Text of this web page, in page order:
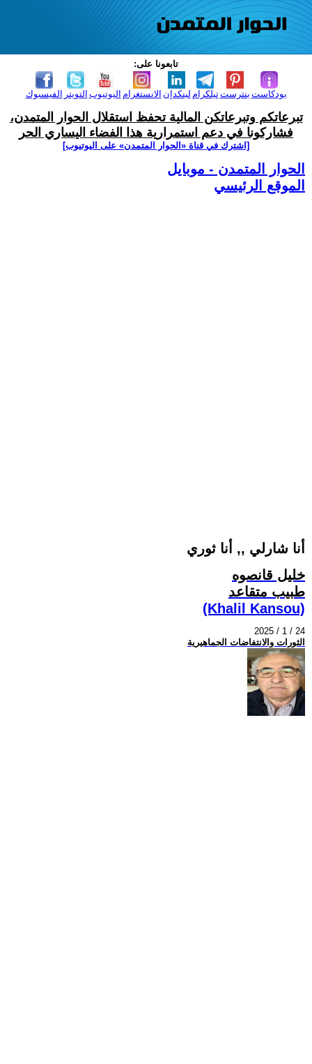
تابعونا على:
الفيسبوك التويتر اليوتيوب الانستغرام لينكدإن تيلكرامبنترست بودكاست
تبرعاتكم وتبرعاتكن المالية تحفظ استقلال الحوار المتمدن،
فشاركونا في دعم استمرارية هذا الفضاء اليساري الحر
[اشترك في قناة ‫«الحوار المتمدن» على اليوتيوب]
الحوار المتمدن - موبايل
الموقع الرئيسي
أنا شارلي ,, أنا ثوري
خليل قانصوه
طبيب متقاعد
(Khalil Kansou)
2025 / 1 / 24
الثورات والانتفاضات الجماهيرية